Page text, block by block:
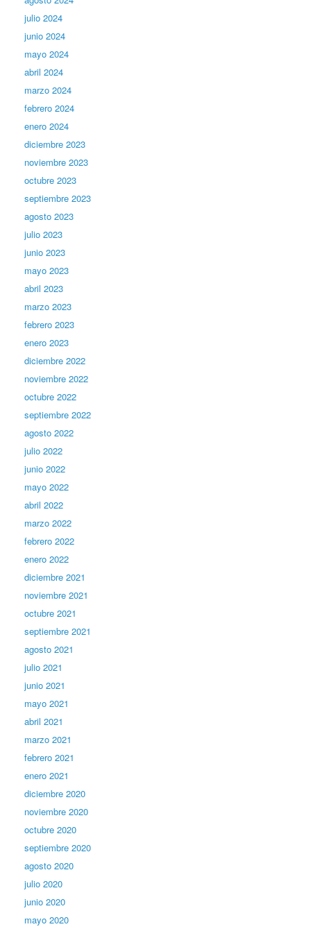
julio 2024
junio 2024
mayo 2024
abril 2024
marzo 2024
febrero 2024
enero 2024
diciembre 2023
noviembre 2023
octubre 2023
septiembre 2023
agosto 2023
julio 2023
junio 2023
mayo 2023
abril 2023
marzo 2023
febrero 2023
enero 2023
diciembre 2022
noviembre 2022
octubre 2022
septiembre 2022
agosto 2022
julio 2022
junio 2022
mayo 2022
abril 2022
marzo 2022
febrero 2022
enero 2022
diciembre 2021
noviembre 2021
octubre 2021
septiembre 2021
agosto 2021
julio 2021
junio 2021
mayo 2021
abril 2021
marzo 2021
febrero 2021
enero 2021
diciembre 2020
noviembre 2020
octubre 2020
septiembre 2020
agosto 2020
julio 2020
junio 2020
mayo 2020